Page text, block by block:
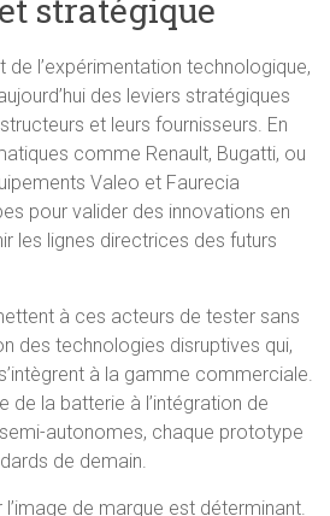
stratégique
l’expérimentation technologique,
des leviers stratégiques
et leurs fournisseurs. En
comme Renault, Bugatti, ou
Valeo et Faurecia
pour valider des innovations en
les lignes directrices des futurs
à ces acteurs de tester sans
des technologies disruptives qui,
à la gamme commerciale.
de la batterie à l’intégration de
autonomes, chaque prototype
de demain.
l’image de marque est déterminant.